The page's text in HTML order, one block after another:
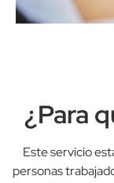
¿Para
Este servicio
personas